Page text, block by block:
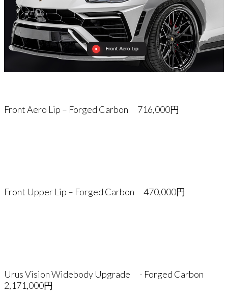
Front Aero Lip – Forged Carbon 716,000円
Front Upper Lip – Forged Carbon 470,000円
Urus Vision Widebody Upgrade - Forged Carbon
2,171,000円